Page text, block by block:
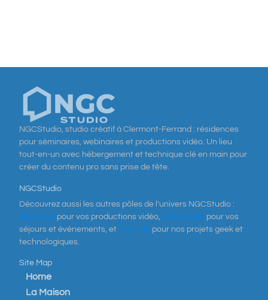
NGCStudio, studio créatif à Clermont-Ferrand : résidences
pour séminaires, webinaires et productions vidéo. Un lieu
tout-en-un avec hébergement et technique clé en main pour
créer du contenu pro sans prise de tête.
NGCStudio
Découvrez aussi les autres pôles de l’univers NGCStudio :
NGCProd pour vos productions vidéo, NGCHouse pour vos
séjours et événements, et NGCLab pour nos projets geek et
technologiques.
Site Map
Home
La Maison